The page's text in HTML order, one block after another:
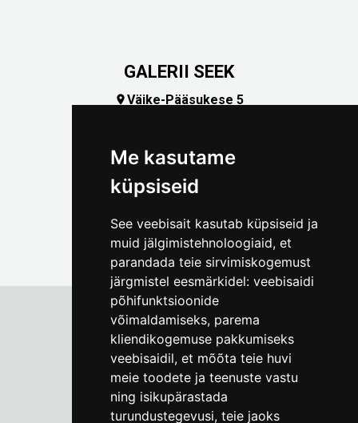
Me kasutame
küpsiseid
See veebisait kasutab küpsiseid ja
muid jälgimistehnoloogiaid, et
parandada teie sirvimiskogemust
järgmistel eesmärkidel: veebisaidi
põhifunktsioonide
võimaldamiseks, parema
kliendikogemuse pakkumiseks
veebisaidil, et mõõta teie huvi
meie toodete ja teenuste vastu
ning isikupärastada
turundustegevusi, teie jaoks
GALERII SEEK
Väike-Pääsukese 5
Tallinna Linnamuuseum
Vene 17
E-R kell 9-17(+372) 610 4178